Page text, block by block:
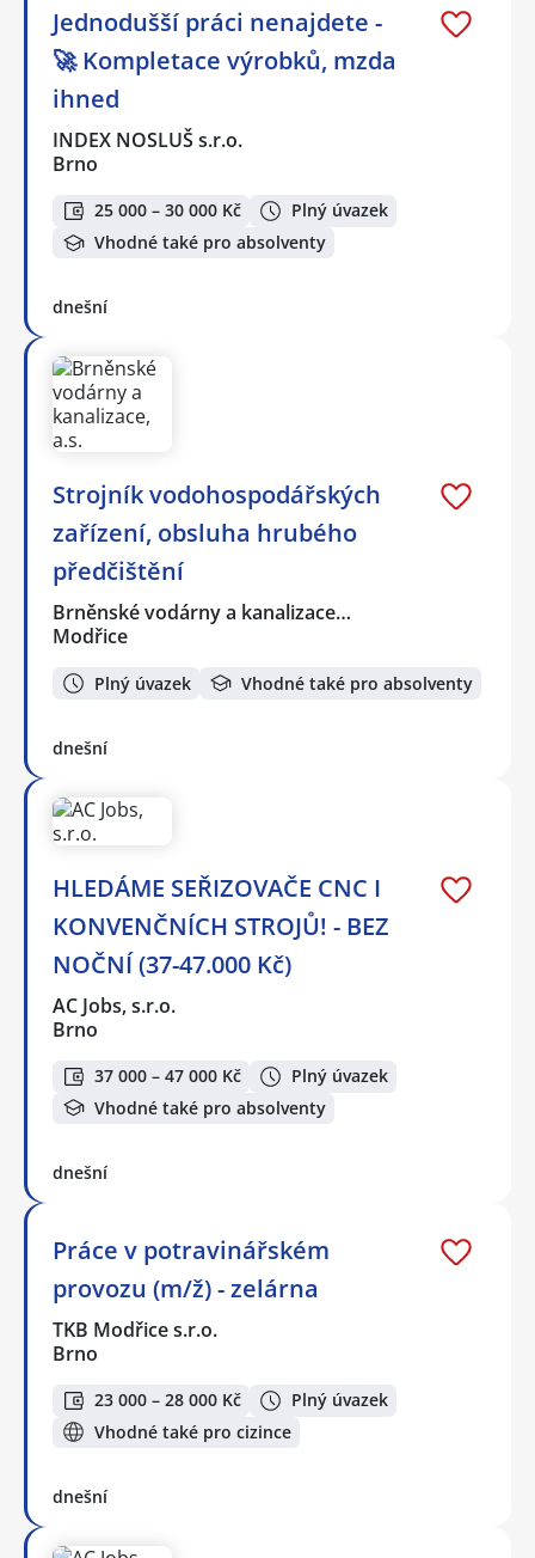
Jednodušší práci nenajdete -
🚀 Kompletace výrobků, mzda
ihned
INDEX NOSLUŠ s.r.o.
Brno
25 000 – 30 000 Kč
Plný úvazek
Vhodné také pro absolventy
dnešní
Strojník vodohospodářských
zařízení, obsluha hrubého
předčištění
Brněnské vodárny a kanalizace…
Modřice
Plný úvazek Vhodné také pro absolventy
dnešní
HLEDÁME SEŘIZOVAČE CNC I
KONVENČNÍCH STROJŮ! - BEZ
NOČNÍ (37-47.000 Kč)
AC Jobs, s.r.o.
Brno
37 000 – 47 000 Kč
Plný úvazek
Vhodné také pro absolventy
dnešní
Práce v potravinářském
provozu (m/ž) - zelárna
TKB Modřice s.r.o.
Brno
23 000 – 28 000 Kč
Plný úvazek
Vhodné také pro cizince
dnešní